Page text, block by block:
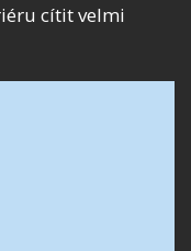
cítit velmi